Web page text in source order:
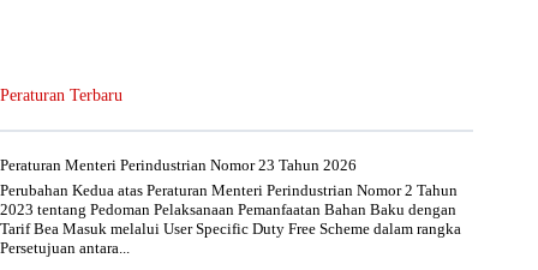
Peraturan Terbaru
Peraturan Menteri Perindustrian Nomor 23 Tahun 2026
Perubahan Kedua atas Peraturan Menteri Perindustrian Nomor 2 Tahun
2023 tentang Pedoman Pelaksanaan Pemanfaatan Bahan Baku dengan
Tarif Bea Masuk melalui User Specific Duty Free Scheme dalam rangka
Persetujuan antara...